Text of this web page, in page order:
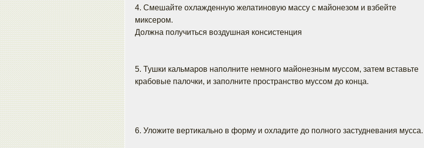
4. Смешайте охлажденную желатиновую массу с майонезом и взбейте
миксером.
Должна получиться воздушная консистенция
5. Тушки кальмаров наполните немного майонезным муссом, затем вставьте
крабовые палочки, и заполните пространство муссом до конца.
6. Уложите вертикально в форму и охладите до полного застудневания мусса.